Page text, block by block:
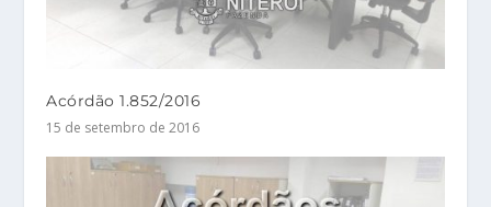
Acórdão 1.852/2016
15 de setembro de 2016